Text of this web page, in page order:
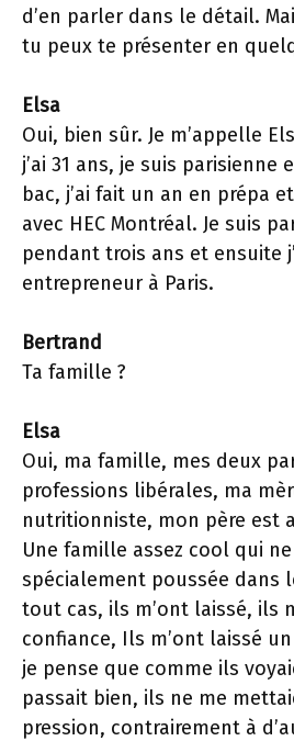
d’en parler dans le détail.
tu peux te présenter en
Elsa
Oui, bien sûr. Je m’appelle
j’ai 31 ans, je suis parisienne
bac, j’ai fait un an en prépa
avec HEC Montréal. Je suis
pendant trois ans et ensuite
entrepreneur à Paris.
Bertrand
Ta famille ?
Elsa
Oui, ma famille, mes deux
professions libérales, ma
nutritionniste, mon père est
Une famille assez cool qui ne
spécialement poussée dans
tout cas, ils m’ont laissé, ils
confiance, Ils m’ont laissé
je pense que comme ils
passait bien, ils ne me
pression, contrairement à